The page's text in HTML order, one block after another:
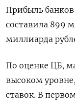
Прибыль банков
составила 899
миллиарда
По оценке ЦБ,
высоком
ставок. В